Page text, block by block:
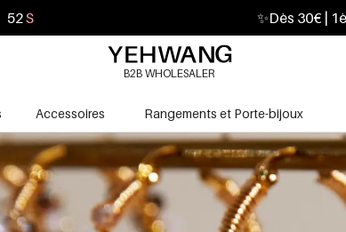
51S ✨Dès 30€ |
B2B WHOLESALER
Accessoires Rangements et Porte-bijoux